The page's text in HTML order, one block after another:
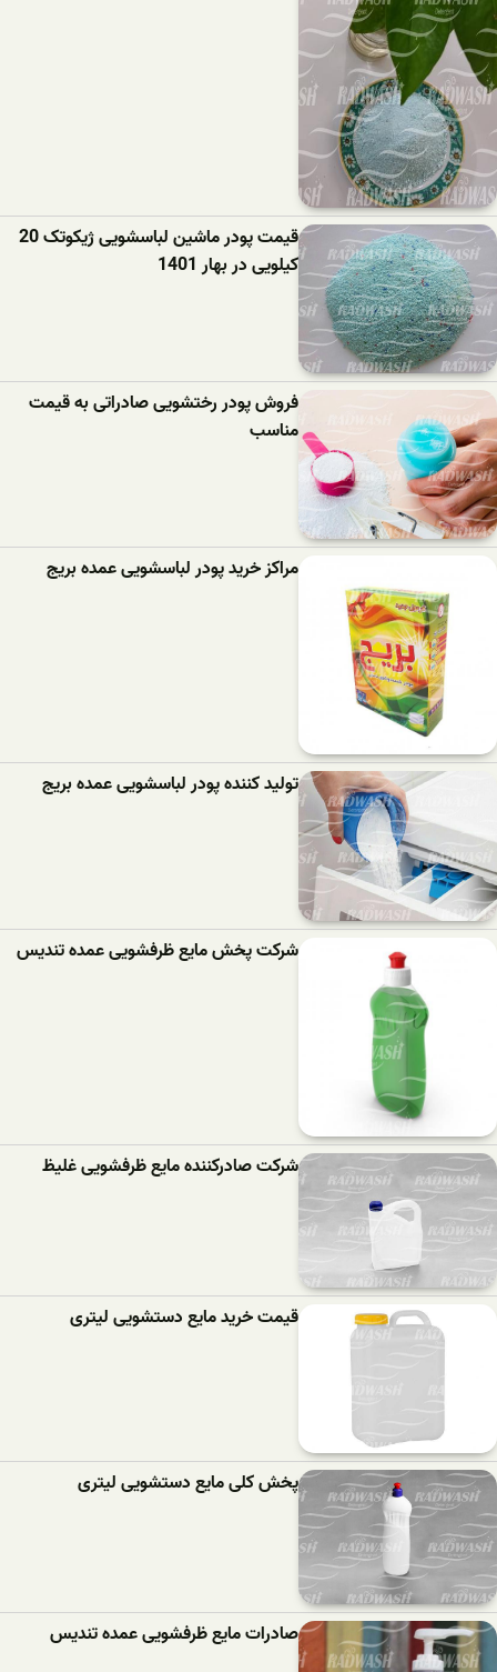
قیمت پودر ماشین لباسشویی ژیکوتک 20
کیلویی در بهار 1401
فروش پودر رختشویی صادراتی به قیمت
مناسب
مراکز خرید پودر لباسشویی عمده بریج
تولید کننده پودر لباسشویی عمده بریج
شرکت پخش مایع ظرفشویی عمده تندیس
شرکت صادرکننده مایع ظرفشویی غلیظ
قیمت خرید مایع دستشویی لیتری
پخش کلی مایع دستشویی لیتری
صادرات مایع ظرفشویی عمده تندیس